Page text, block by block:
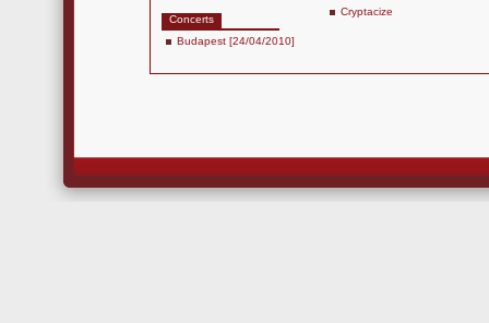
Concerts
Budapest [24/04/2010]
Cryptacize